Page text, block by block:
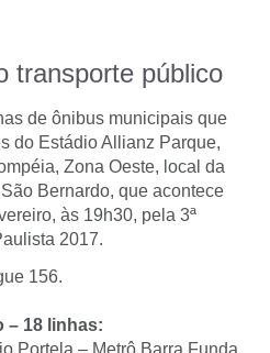
transporte público
de ônibus municipais que
do Estádio Allianz Parque,
Zona Oeste, local da
Bernardo, que acontece
às 19h30, pela 3ª
2017.
156.
– 18 linhas: